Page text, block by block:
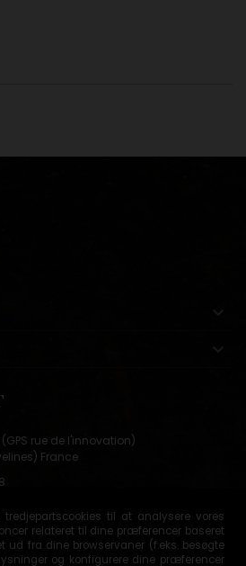
til at analysere vores
relateret til dine præferencer baseret
ud fra dine browservaner (f.eks. besøgte
og konfigurere dine præferencer
rue de l'innovation)
France
France